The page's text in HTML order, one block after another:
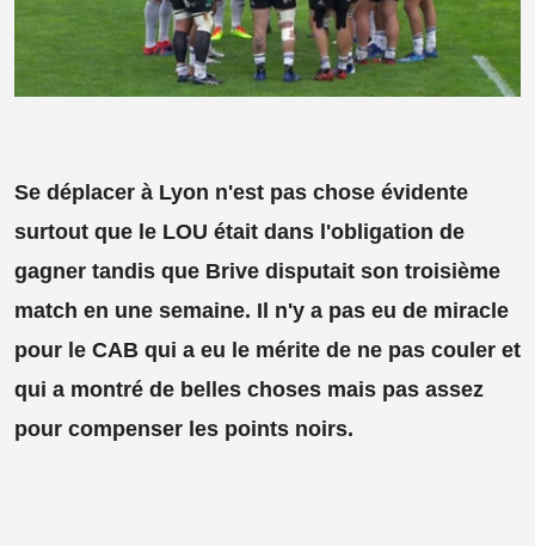
Se déplacer à Lyon n'est pas chose évidente
surtout que le LOU était dans l'obligation de
gagner tandis que Brive disputait son troisième
match en une semaine. Il n'y a pas eu de miracle
pour le CAB qui a eu le mérite de ne pas couler et
qui a montré de belles choses mais pas assez
pour compenser les points noirs.